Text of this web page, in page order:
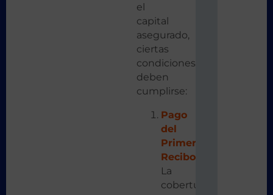
el
capital
asegurado,
ciertas
condiciones
deben
cumplirse:
Pago
del
Primer
Recibo:
La
cobertura